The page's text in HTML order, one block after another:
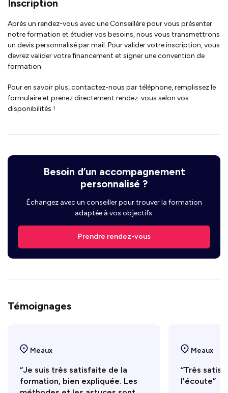
Inscription
Après un rendez-vous avec une Conseillère pour vous présenter
notre formation et étudier vos besoins, nous vous transmettrons
un devis personnalisé par mail. Pour valider votre inscription, vous
devrez valider votre financement et signer une convention de
formation.
Pour en savoir plus, contactez-nous par téléphone, remplissez le
formulaire et prenez directement rendez-vous selon vos
disponibilités !
Besoin d’un accompagnement
personnalisé ?
Échangez avec un conseiller pour trouver la formation
adaptée à vos objectifs.
Prendre rendez-vous
Témoignages
Meaux
“Je suis très satisfaite de la
formation, bien expliquée. Les
Meaux
“Très
l'écoute”